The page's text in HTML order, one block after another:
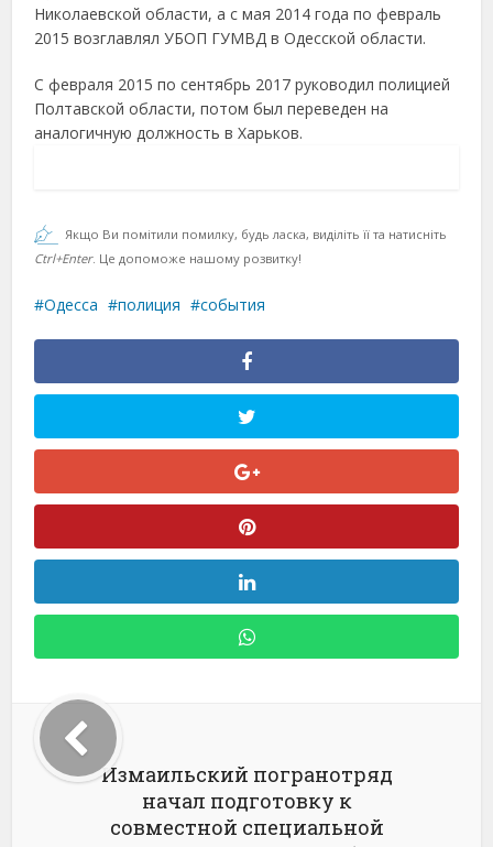
Николаевской области, а с мая 2014 года по февраль
2015 возглавлял УБОП ГУМВД в Одесской области.
С февраля 2015 по сентябрь 2017 руководил полицией
Полтавской области, потом был переведен на
аналогичную должность в Харьков.
Якщо Ви помітили помилку, будь ласка, виділіть її та натисніть
Ctrl+Enter. Це допоможе нашому розвитку!
Одесса полиция события
Измаильский погранотряд
начал подготовку к
совместной специальной